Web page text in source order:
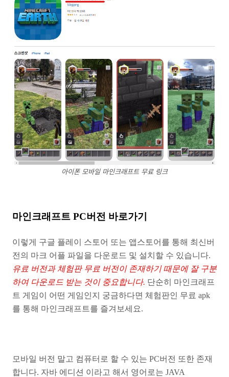
아이폰 모바일 마인크래프트 무료 링크
마인크래프트 PC버전 바로가기
이렇게 구글 플레이 스토어 또는 앱스토어를 통해 최신버
전의 마크 어플 파일을 다운로드 및 설치할 수 있습니다.
유료 버전과 체험판 무료 버전이 존재하기 때문에 잘 구분
하여 다운로드 받는 것이 중요합니다. 단순히 마인크래프
트 게임이 어떤 게임인지 궁금하다면 체험판인 무료 apk
를 통해 마인크래프트를 즐겨보세요.
모바일 버전 말고 컴퓨터로 할 수 있는 PC버전 또한 존재
합니다. 자바 에디션 이라고 해서 영어로는 JAVA